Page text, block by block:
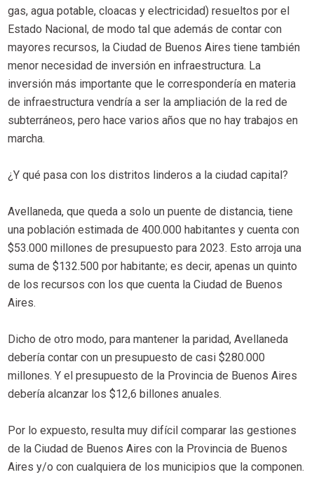
gas, agua potable, cloacas y electricidad) resueltos por el
Estado Nacional, de modo tal que además de contar con
mayores recursos, la Ciudad de Buenos Aires tiene también
menor necesidad de inversión en infraestructura. La
inversión más importante que le correspondería en materia
de infraestructura vendría a ser la ampliación de la red de
subterráneos, pero hace varios años que no hay trabajos en
marcha.
¿Y qué pasa con los distritos linderos a la ciudad capital?
Avellaneda, que queda a solo un puente de distancia, tiene
una población estimada de 400.000 habitantes y cuenta con
$53.000 millones de presupuesto para 2023. Esto arroja una
suma de $132.500 por habitante; es decir, apenas un quinto
de los recursos con los que cuenta la Ciudad de Buenos
Aires.
Dicho de otro modo, para mantener la paridad, Avellaneda
debería contar con un presupuesto de casi $280.000
millones. Y el presupuesto de la Provincia de Buenos Aires
debería alcanzar los $12,6 billones anuales.
Por lo expuesto, resulta muy difícil comparar las gestiones
de la Ciudad de Buenos Aires con la Provincia de Buenos
Aires y/o con cualquiera de los municipios que la componen.